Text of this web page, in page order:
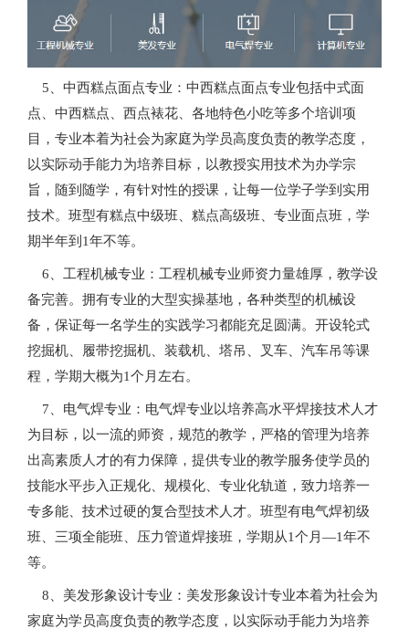
5、中西糕点面点专业：中西糕点面点专业包括中式面
点、中西糕点、西点裱花、各地特色小吃等多个培训项
目，专业本着为社会为家庭为学员高度负责的教学态度，
以实际动手能力为培养目标，以教授实用技术为办学宗
旨，随到随学，有针对性的授课，让每一位学子学到实用
技术。班型有糕点中级班、糕点高级班、专业面点班，学
期半年到1年不等。
6、工程机械专业：工程机械专业师资力量雄厚，教学设
备完善。拥有专业的大型实操基地，各种类型的机械设
备，保证每一名学生的实践学习都能充足圆满。开设轮式
挖掘机、履带挖掘机、装载机、塔吊、叉车、汽车吊等课
程，学期大概为1个月左右。
7、电气焊专业：电气焊专业以培养高水平焊接技术人才
为目标，以一流的师资，规范的教学，严格的管理为培养
出高素质人才的有力保障，提供专业的教学服务使学员的
技能水平步入正规化、规模化、专业化轨道，致力培养一
专多能、技术过硬的复合型技术人才。班型有电气焊初级
班、三项全能班、压力管道焊接班，学期从1个月—1年不
等。
8、美发形象设计专业：美发形象设计专业本着为社会为
家庭为学员高度负责的教学态度，以实际动手能力为培养